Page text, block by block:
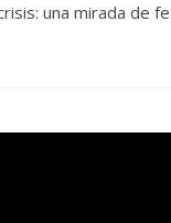
una mirada de